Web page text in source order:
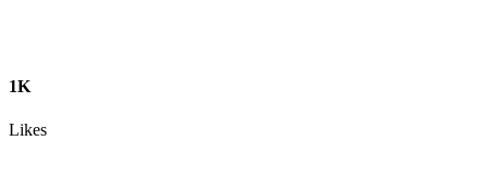
1K
Likes